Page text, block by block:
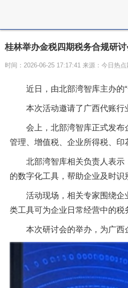
桂林举办金税四期税务合规研
时间：2026-06-25 17:17:41 来源：今日热点
近日，由北部湾智库主办的
本次活动邀请了广西代账行
会上，北部湾智库正式发
管理、增值税、企业所得税、印
北部湾智库相关负责人表
的数字化工具，帮助企业及时
活动现场，相关专家围绕
类工具可为企业日常经营中的税
本次研讨会的举办，为广西